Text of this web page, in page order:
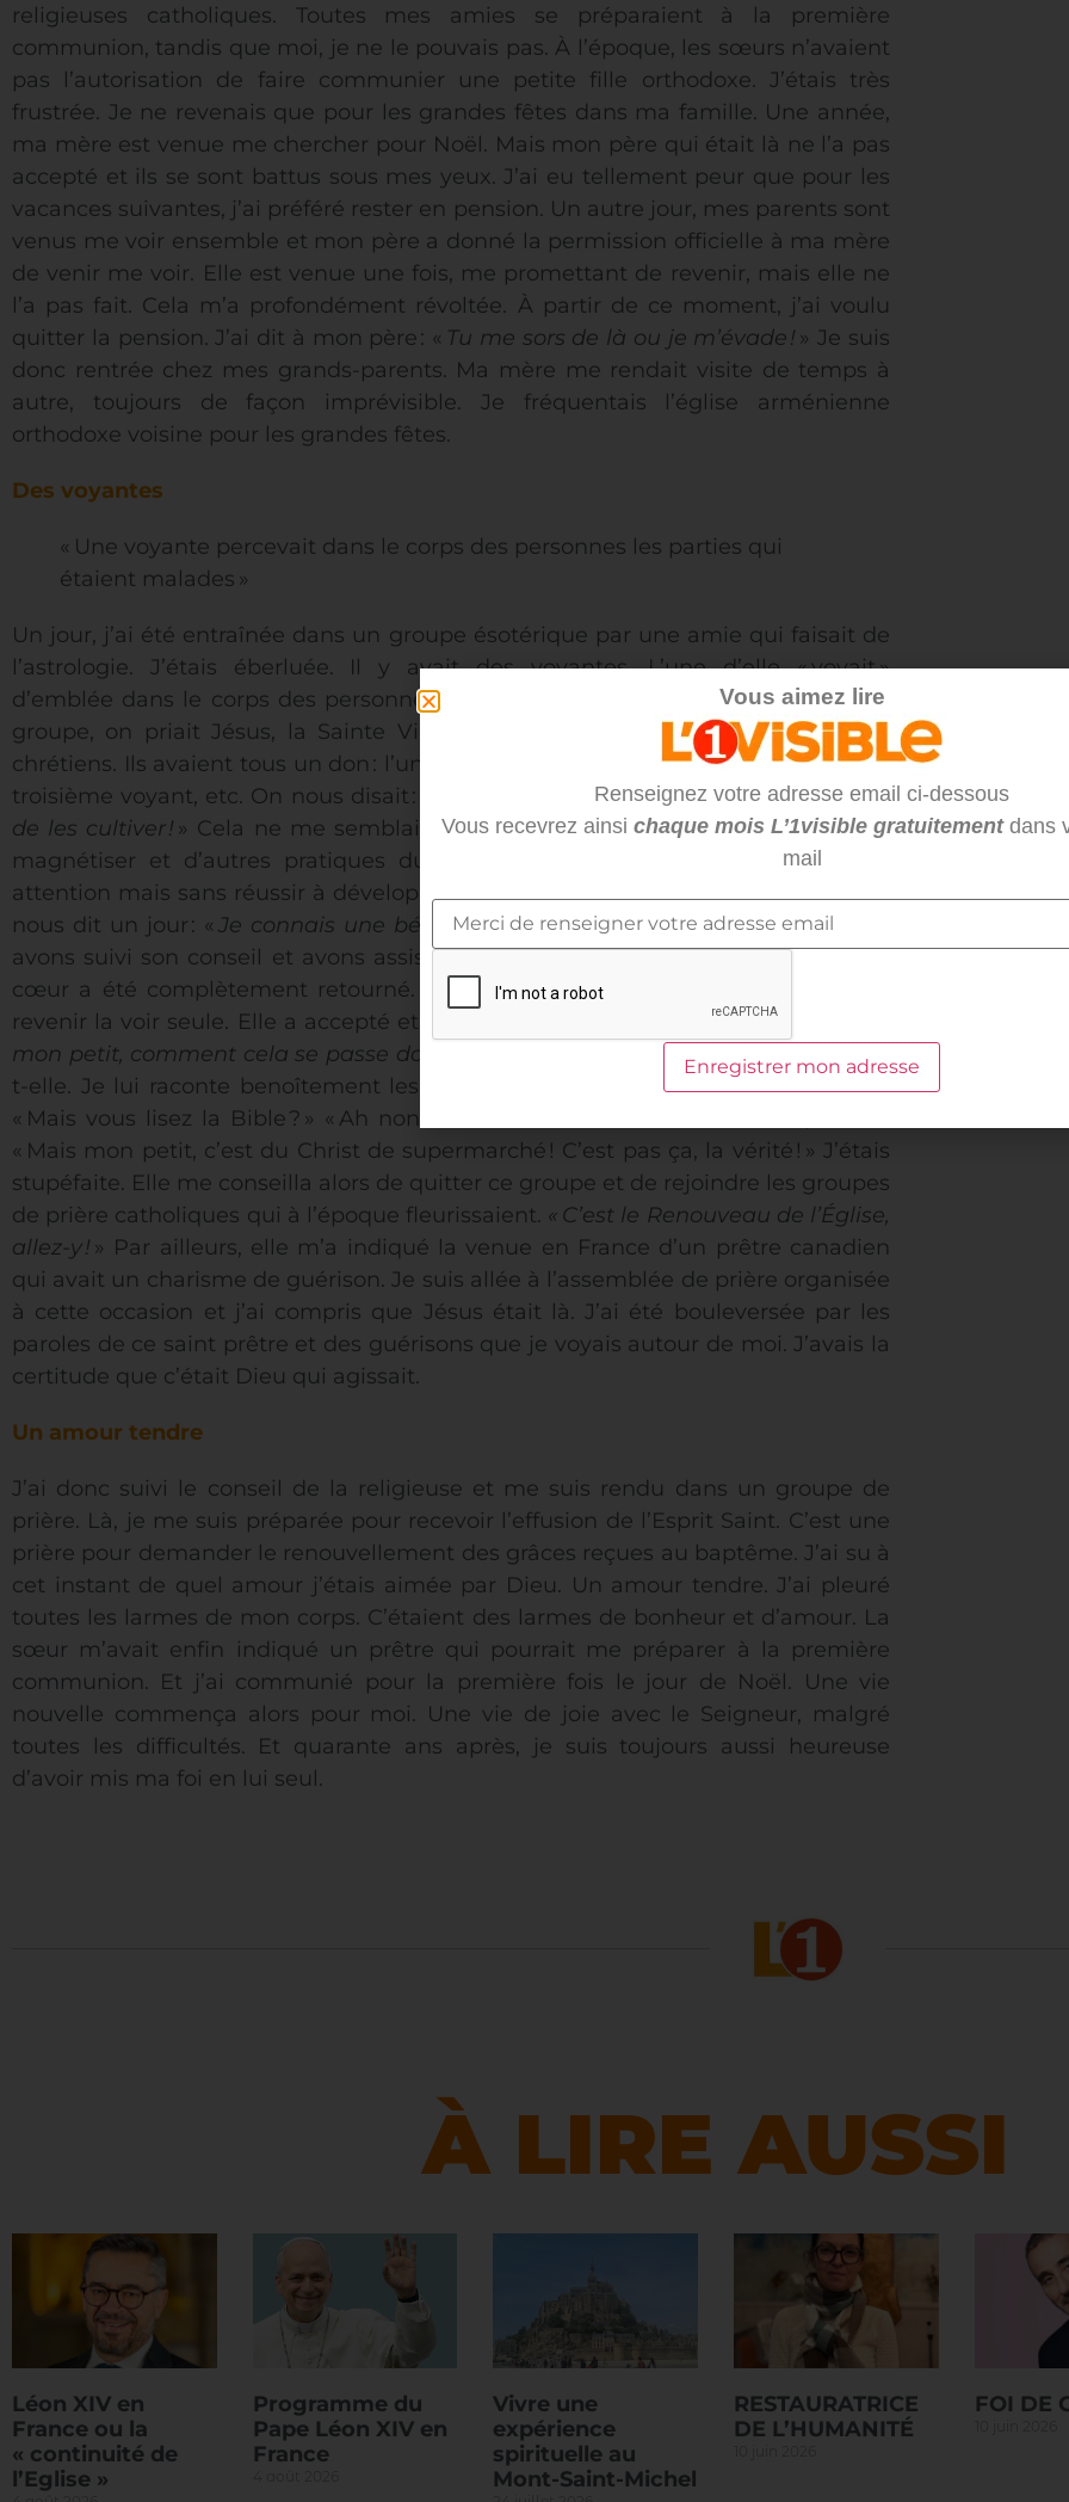
religieuses catholiques. Toutes mes amies se préparaient à la première
communion, tandis que moi, je ne le pouvais pas. À l’époque, les sœurs n’avaient
pas l’autorisation de faire communier une petite fille orthodoxe. J’étais très
frustrée. Je ne revenais que pour les grandes fêtes dans ma famille. Une année,
ma mère est venue me chercher pour Noël. Mais mon père qui était là ne l’a pas
accepté et ils se sont battus sous mes yeux. J’ai eu tellement peur que pour les
vacances suivantes, j’ai préféré rester en pension. Un autre jour, mes parents sont
venus me voir ensemble et mon père a donné la permission officielle à ma mère
de venir me voir. Elle est venue une fois, me promettant de revenir, mais elle ne
l’a pas fait. Cela m’a profondément révoltée. À partir de ce moment, j’ai voulu
quitter la pension. J’ai dit à mon père: « Tu me sors de là ou je m’évade! » Je suis
donc rentrée chez mes grands-parents. Ma mère me rendait visite de temps à
autre, toujours de façon imprévisible. Je fréquentais l’église arménienne
orthodoxe voisine pour les grandes fêtes.
Des voyantes
« Une voyante percevait dans le corps des personnes les parties qui
étaient malades »
Un jour, j’ai été entraînée dans un groupe ésotérique par une amie qui faisait de
l’astrologie. J’étais éberluée. Il y avait des voyantes. L’une d’elle «voyait»
d’emblée dans le corps des personnes les parties qui étaient malades. Dans ce
groupe, on priait Jésus, la Sainte Vierge., Dieu, etc. Les membres se disaient
chrétiens. Ils avaient tous un don : l’un était magnétiseur, l’autre radiesthésiste, le
troisième voyant, etc. On nous disait: «
Dieu a donné des dons à chacun. À nous
de les cultiver! » Cela ne me semblait pas idiot. Par la suite, on nous a appris à
magnétiser et d’autres pratiques du même genre. J’écoutais tout cela avec
attention mais sans réussir à développer un don particulier. Une des «voyantes»
nous dit un jour: « Je connais une bénédictine; vous devriez aller la voir.» Nous
avons suivi son conseil et avons assisté à la messe dans cette abbaye. Là, mon
cœur a été complètement retourné. J’ai demandé à la religieuse si je pouvais
revenir la voir seule. Elle a accepté et m’a accueillie quelques jours après. «
mon petit, comment cela se passe dans votre groupe de prière
» me demande-
t-elle. Je lui raconte benoîtement les voyantes, le magnétisme, et tout le reste.
« Mais vous lisez la Bible? » « Ah non
« Mais mon petit, c’est du Christ de supermarché ! C’est pas ça, la vérité ! » J’étais
stupéfaite. Elle me conseilla alors de quitter ce groupe et de rejoindre les groupes
de prière catholiques qui à l’époque fleurissaient. « C’est le Renouveau de l’Église,
allez-y! » Par ailleurs, elle m’a indiqué la venue en France d’un prêtre canadien
qui avait un charisme de guérison. Je suis allée à l’assemblée de prière organisée
à cette occasion et j’ai compris que Jésus était là. J’ai été bouleversée par les
paroles de ce saint prêtre et des guérisons que je voyais autour de moi. J’avais la
certitude que c’était Dieu qui agissait.
Un amour tendre
J’ai donc suivi le conseil de la religieuse et me suis rendu dans un groupe de
prière. Là, je me suis préparée pour recevoir l’effusion de l’Esprit Saint. C’est une
prière pour demander le renouvellement des grâces reçues au baptême. J’ai su à
cet instant de quel amour j’étais aimée par Dieu. Un amour tendre. J’ai pleuré
toutes les larmes de mon corps. C’étaient des larmes de bonheur et d’amour. La
sœur m’avait enfin indiqué un prêtre qui pourrait me préparer à la première
communion. Et j’ai communié pour la première fois le jour de Noël. Une vie
nouvelle commença alors pour moi. Une vie de joie avec le Seigneur, malgré
toutes les difficultés. Et quarante ans après, je suis toujours aussi heureuse
d’avoir mis ma foi en lui seul.
À LIRE AUSSI
Léon XIV en
France ou la
« continuité de
l’Eglise »
Programme du
Pape Léon XIV en
France
Vivre une
expérience
spirituelle au
Mont-Saint-Michel
RESTAURATRICE
DE L’HUMANITÉ
FOI DE
Vous aimez lire
Renseignez votre adresse email ci-dessous
Vous recevrez ainsi chaque mois L’1visible gratuitementdans
mail